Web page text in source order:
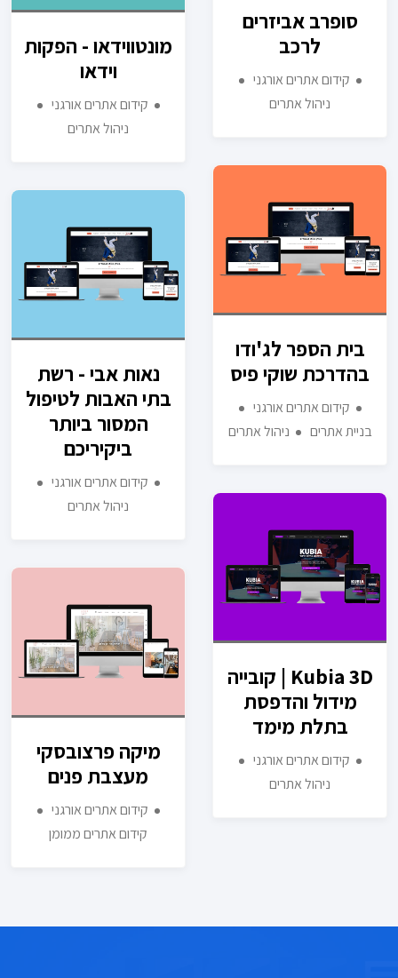
סופרב אביזרים
לרכב
קידום אתרים אורגני
ניהול אתרים
מונטווידאו - הפקות
וידאו
קידום אתרים אורגני
ניהול אתרים
בית הספר לג'ודו
בהדרכת שוקי פיס
קידום אתרים אורגני
בניית אתרים
ניהול אתרים
נאות אבי - רשת
בתי האבות לטיפול
המסור ביותר
ביקיריכם
קידום אתרים אורגני
ניהול אתרים
Kubia 3D | קובייה
מידול והדפסת
בתלת מימד
קידום אתרים אורגני
ניהול אתרים
מיקה פרצובסקי
מעצבת פנים
קידום אתרים אורגני
קידום אתרים ממומן